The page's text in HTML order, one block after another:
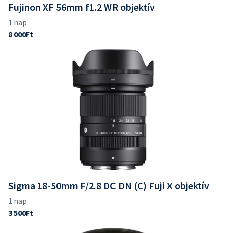
Fujinon XF 56mm f1.2 WR objektív
Sigma 18-50mm F/2.8 DC DN (C) Fuji X objektív